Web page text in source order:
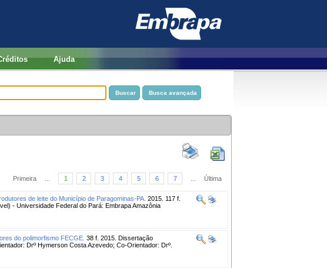
Ajuda
Primeira 1 2 3 4 5 6 7 Última
de leite do Município de Paragominas-PA. 2015. 117 f.
- Universidade Federal do Pará: Embrapa Amazônia
do polimorfismo FECGE. 38 f. 2015. Dissertação
Drº Hymerson Costa Azevedo; Co-Orientador: Drº.